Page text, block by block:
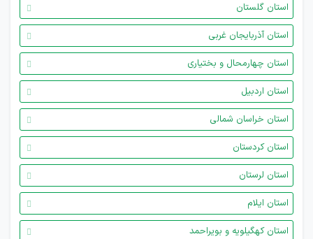
استان گلستان
استان آذربایجان غربی
استان چهارمحال و بختیاری
استان اردبیل
استان خراسان شمالی
استان کردستان
استان لرستان
استان ایلام
استان کهگیلویه و بویراحمد